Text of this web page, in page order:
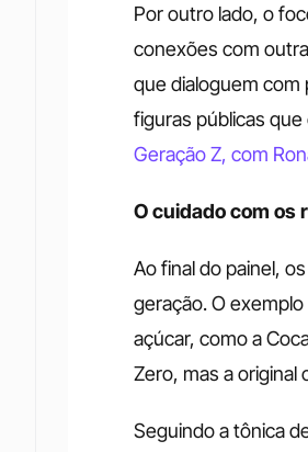
Por outro lado, o
conexões com
que dialoguem com
figuras públicas
Geração Z, com
O cuidado com os
Ao final do painel,
geração. O
açúcar, como a
Zero, mas a
Seguindo a tônica